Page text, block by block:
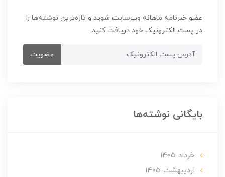
عضو خبرنامه ماهانه وب‌سایت شوید و تازه‌ترین نوشته‌ها را
در پست الکترونیک خود دریافت کنید.
عضویت
بایگانی نوشته‌ها
خرداد 1405
ارديبهشت 1405